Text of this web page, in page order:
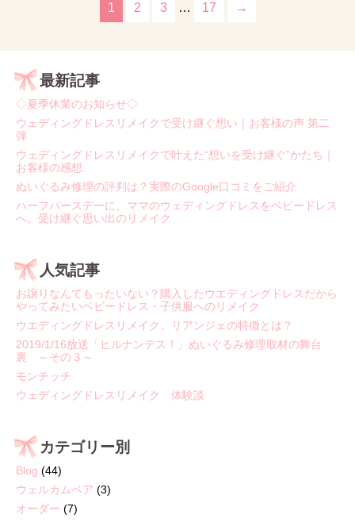
1 2 3 … 17 →
最新記事
◇夏季休業のお知らせ◇
ウェディングドレスリメイクで受け継ぐ想い｜お客様の声 第二
弾
ウェディングドレスリメイクで叶えた“想いを受け継ぐ”かたち｜
お客様の感想
ぬいぐるみ修理の評判は？実際のGoogle口コミをご紹介
ハーフバースデーに、ママのウェディングドレスをベビードレス
へ。受け継ぐ思い出のリメイク
人気記事
お譲りなんてもったいない？購入したウエディングドレスだから
やってみたいベビードレス・子供服へのリメイク
ウエディングドレスリメイク。リアンジェの特徴とは？
2019/1/16放送「ヒルナンデス！」ぬいぐるみ修理取材の舞台
裏 ～その３～
モンチッチ
ウェディングドレスリメイク 体験談
カテゴリー別
Blog (44)
ウェルカムベア (3)
オーダー (7)